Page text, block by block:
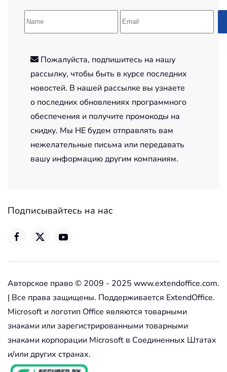
Пожалуйста, подпишитесь на нашу
рассылку, чтобы быть в курсе последних
новостей. В нашей рассылке вы узнаете
о последних обновлениях программного
обеспечения и получите промокоды на
скидку. Мы НЕ будем отправлять вам
нежелательные письма или передавать
вашу информацию другим компаниям.
Подписывайтесь на нас
Авторское право © 2009 - 2025 www.extendoffice.com.
| Все права защищены. Поддерживается ExtendOffice.
Microsoft и логотип Office являются товарными
знаками или зарегистрированными товарными
знаками корпорации Microsoft в Соединенных Штатах
и/или других странах.